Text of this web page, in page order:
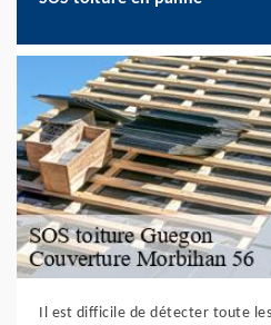
Il est difficile de détecter toute